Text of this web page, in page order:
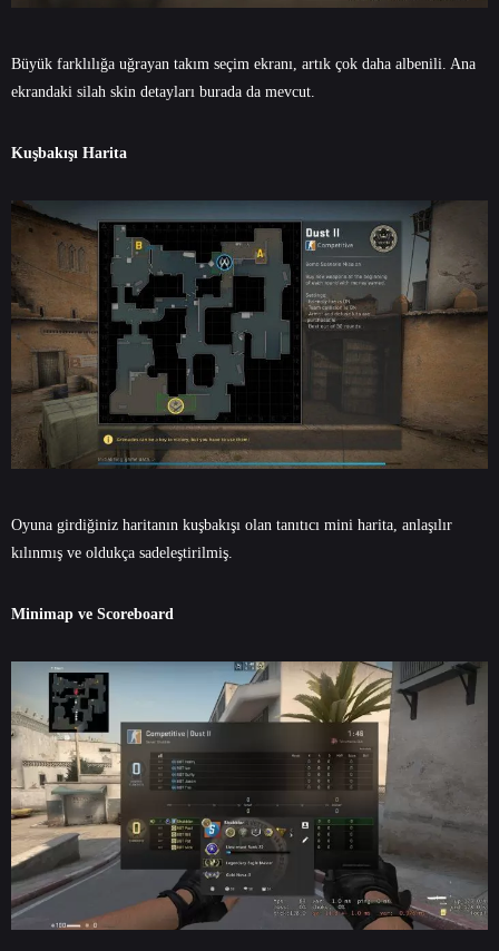
Büyük farklılığa uğrayan takım seçim ekranı, artık çok daha albenili. Ana
ekrandaki silah skin detayları burada da mevcut.
Kuşbakışı Harita
Oyuna girdiğiniz haritanın kuşbakışı olan tanıtıcı mini harita, anlaşılır
kılınmış ve oldukça sadeleştirilmiş.
Minimap ve Scoreboard